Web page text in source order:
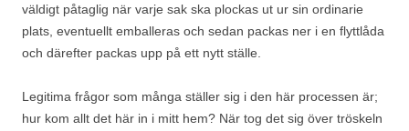
väldigt påtaglig när varje sak ska plockas ut ur sin ordinarie
plats, eventuellt emballeras och sedan packas ner i en flyttlåda
och därefter packas upp på ett nytt ställe.
Legitima frågor som många ställer sig i den här processen är;
hur kom allt det här in i mitt hem? När tog det sig över tröskeln